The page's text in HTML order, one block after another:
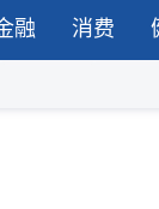
融 消费